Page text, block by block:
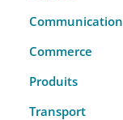
Communication
Commerce
Produits
Transport